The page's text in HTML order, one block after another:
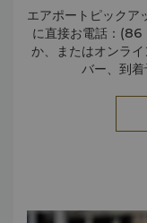
エアポートピックア
に直接お電話：
か、またはオンラ
バー、到着